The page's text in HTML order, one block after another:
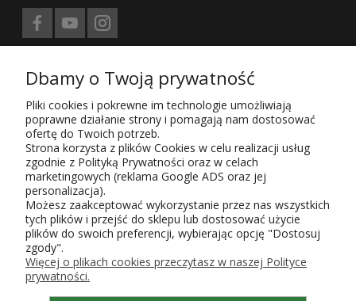
Treści znajdujące się na stronie sklepu KaRoKa.pl są jego własnością.
Zgodnie z ustawą z 4.02.1994 4. o prawie autorskim i prawach
pokrewnych (Dz. U. z 1994 r. Nr 24, poz. 83, sprost. Dz.U. 94 nr 43 poz.
170) kopiowanie, powielanie i rozpowszechnianie w całości lub części
przedstawionych treści wymaga zgody autora i podania źródła.
Użytkowanie sklepu oznacza zgodę na wykorzystywanie plików cookies.
Szczegółowe informacje wPolityce prywatności.
KaRoKa Katarzyna Roth-Kłudka
Piaszczysta 6,
tel. w sprawie zamówień - do sklepu 723 143 153, pn-pt, godz. 9-17;
e-mail:karoka@karoka.pl, NIP 952-107-70-85, Regon 015651496
Wpisu do ewidencji działalności gospodarczej, prowadzonej przez
Burmistrza Gminy Grodzisk Maz. dokonano w roku 2004 pod numerem
9487. Zgłoszenie zbioru danych do GIODO uzyskało poświadczony
identyfikator: 18003/2013.
Nr konta:PKO BP 73 1020 1055 0000 9102 0199 9325
Dbamy o Twoją prywatność
Pliki cookies i pokrewne im technologie umożliwiają
poprawne działanie strony i pomagają nam dostosować
ofertę do Twoich potrzeb.
Strona korzysta z plików Cookies w celu realizacji usług
zgodnie z Polityką Prywatności oraz w celach
marketingowych (reklama Google ADS oraz jej
personalizacja).
Możesz zaakceptować wykorzystanie przez nas wszystkich
tych plików i przejść do sklepu lub dostosować użycie
plików do swoich preferencji, wybierając opcję "Dostosuj
zgody".
Więcej o plikach cookies przeczytasz w naszej Polityce
prywatności.